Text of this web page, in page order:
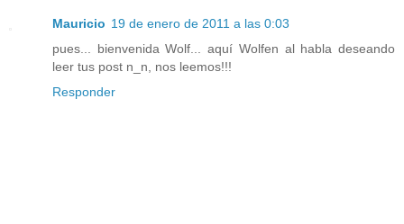
Mauricio 19 de enero de 2011 a las 0:03
pues... bienvenida Wolf... aquí Wolfen al habla deseando
leer tus post n_n, nos leemos!!!
Responder